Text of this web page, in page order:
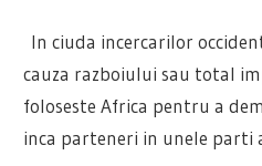
In ciuda incercarilor
cauza razboiului sau total
foloseste Africa pentru a
inca parteneri in unele parti